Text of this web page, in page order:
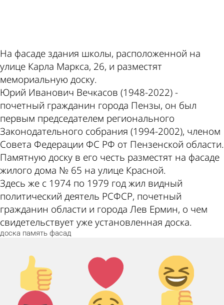
На фасаде здания школы, расположенной на
улице Карла Маркса, 26, и разместят
мемориальную доску.
Юрий Иванович Вечкасов (1948-2022) -
почетный гражданин города Пензы, он был
первым председателем регионального
Законодательного собрания (1994-2002), членом
Совета Федерации ФС РФ от Пензенской области.
Памятную доску в его честь разместят на фасаде
жилого дома № 65 на улице Красной.
Здесь же с 1974 по 1979 год жил видный
политический деятель РСФСР, почетный
гражданин области и города Лев Ермин, о чем
свидетельствует уже установленная доска.
доска память фасад
Палец
вверх!
Лайк!
Дикий
смех!
Агрессия!
Грусть :
Палец